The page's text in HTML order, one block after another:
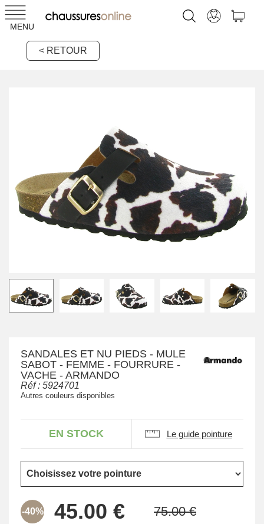
MENU
< RETOUR
SANDALES ET NU PIEDS - MULE
SABOT - FEMME - FOURRURE -
VACHE - ARMANDO
Réf : 5924701
Autres couleurs disponibles
EN STOCK Le guide pointure
-40%